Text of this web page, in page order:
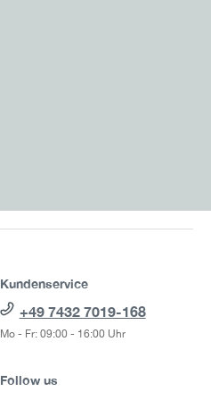
Kundenservice
+49 7432 7019-168
Mo - Fr: 09:00 - 16:00 Uhr
Follow us